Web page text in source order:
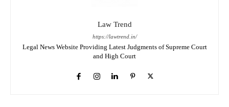
Law Trend
https://lawtrend.in/
Legal News Website Providing Latest Judgments of Supreme Court
and High Court